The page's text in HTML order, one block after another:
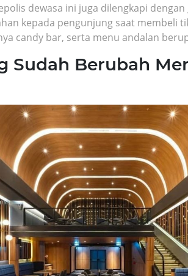
dewasa ini juga dilengkapi
kepada pengunjung saat membeli
candy bar, serta menu andalan
Sudah Berubah